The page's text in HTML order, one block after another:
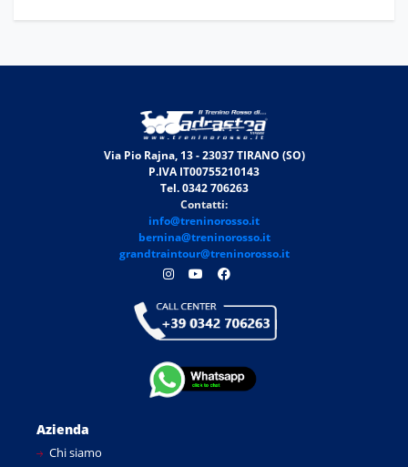
Via Pio Rajna, 13 - 23037 TIRANO (SO)
P.IVA IT00755210143
Tel. 0342 706263
Contatti:
info@treninorosso.it
bernina@treninorosso.it
grandtraintour@treninorosso.it
Azienda
Chi siamo